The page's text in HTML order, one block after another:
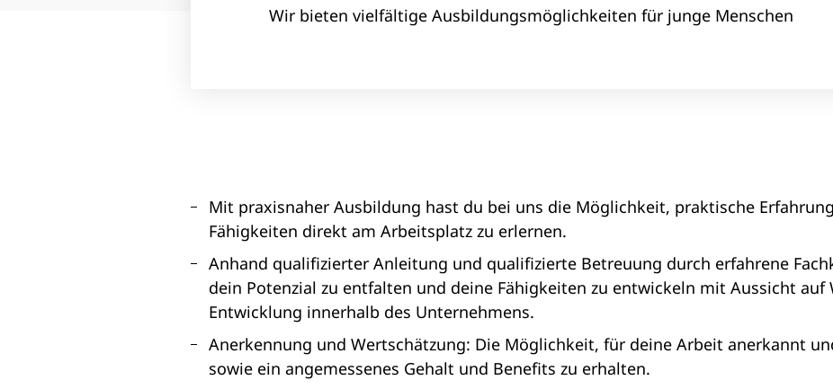
Wir bieten vielfältige Ausbildungsmöglichkeiten für junge Menschen
Mit praxisnaher Ausbildung hast du bei uns die Möglichkeit, praktische
Fähigkeiten direkt am Arbeitsplatz zu erlernen.
Anhand qualifizierter Anleitung und qualifizierte Betreuung durch erfahrene
dein Potenzial zu entfalten und deine Fähigkeiten zu entwickeln mit Aussicht
Entwicklung innerhalb des Unternehmens.
Anerkennung und Wertschätzung: Die Möglichkeit, für deine Arbeit anerkannt
sowie ein angemessenes Gehalt und Benefits zu erhalten.